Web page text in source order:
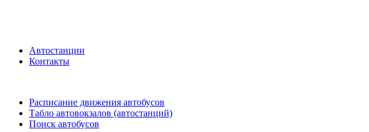
Автостанции
Контакты
Расписание движения автобусов
Табло автовокзалов (автостанций)
Поиск автобусов